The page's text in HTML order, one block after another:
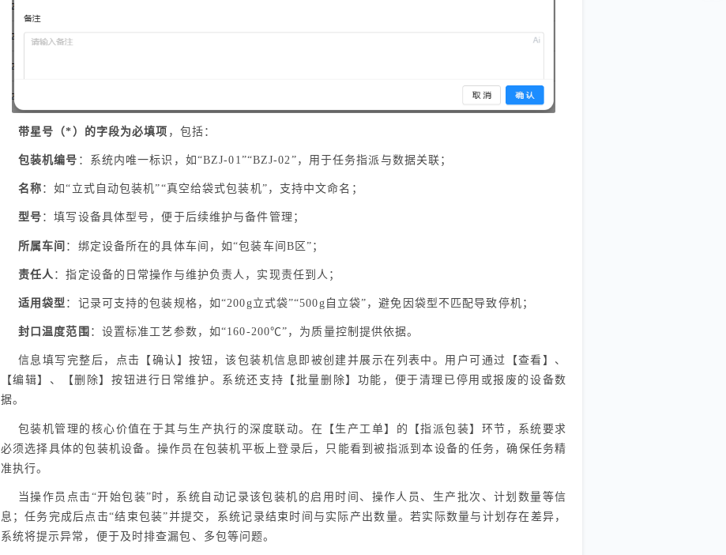
带星号（*）的字段为必填项 ，包括：
包装机编号 ：系统内唯一标识，如“BZJ-01”“BZJ-02”，用于任务指派与数据关联；
名称 ：如“立式自动包装机”“真空给袋式包装机”，支持中文命名；
型号 ：填写设备具体型号，便于后续维护与备件管理；
所属车间 ：绑定设备所在的具体车间，如“包装车间B区”；
责任人 ：指定设备的日常操作与维护负责人，实现责任到人；
适用袋型 ：记录可支持的包装规格，如“200g立式袋”“500g自立袋”，避免因袋型不匹配导致停机；
封口温度范围 ：设置标准工艺参数，如“160-200℃”，为质量控制提供依据。
信息填写完整后，点击【确认】按钮，该包装机信息即被创建并展示在列表中。用户可通过【查看】、
【编辑】、【删除】按钮进行日常维护。系统还支持【批量删除】功能，便于清理已停用或报废的设备数
据。
包装机管理的核心价值在于其与生产执行的深度联动。在【生产工单】的【指派包装】环节，系统要求
必须选择具体的包装机设备。操作员在包装机平板上登录后，只能看到被指派到本设备的任务，确保任务精
准执行。
当操作员点击“开始包装”时，系统自动记录该包装机的启用时间、操作人员、生产批次、计划数量等信
息；任务完成后点击“结束包装”并提交，系统记录结束时间与实际产出数量。若实际数量与计划存在差异，
系统将提示异常，便于及时排查漏包、多包等问题。